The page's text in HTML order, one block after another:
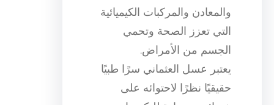
والمعادن والمركبات الكيميائية
التي تعزز الصحة وتحمي
الجسم من الأمراض.
يعتبر عسل العثماني سرًا طبيًا
حقيقيًا نظرًا لاحتوائه على